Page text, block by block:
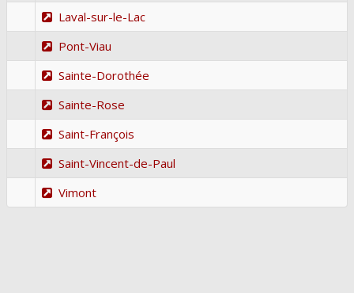
Laval-sur-le-Lac
Pont-Viau
Sainte-Dorothée
Sainte-Rose
Saint-François
Saint-Vincent-de-Paul
Vimont